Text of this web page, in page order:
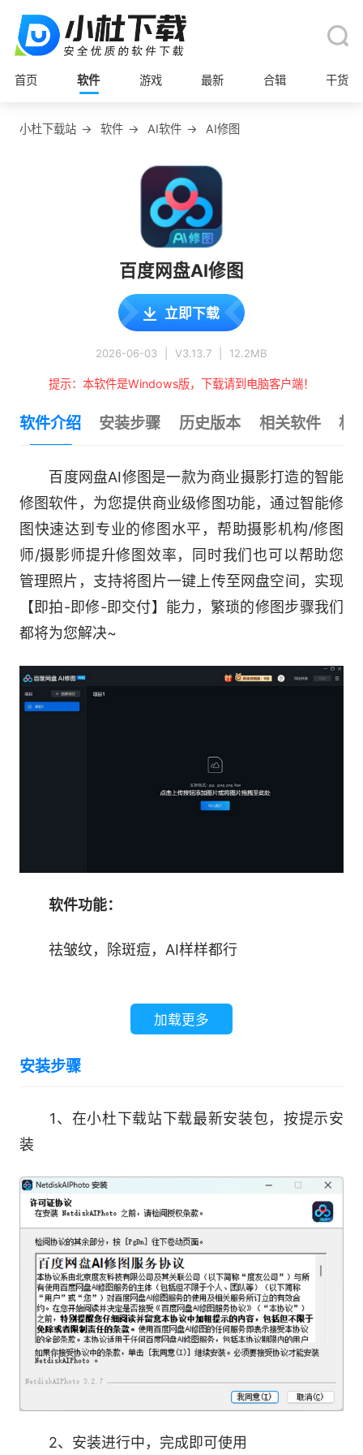
首页 软件 游戏 最新 合辑 干货
小杜下载站 → 软件 → AI软件 → AI修图
百度网盘AI修图
立即下载
2026-06-03 V3.13.7 12.2MB
提示：本软件是Windows版，下载请到电脑客户端！
软件介绍 安装步骤 历史版本 相关软件 相
百度网盘AI修图是一款为商业摄影打造的智能
修图软件，为您提供商业级修图功能，通过智能修
图快速达到专业的修图水平，帮助摄影机构/修图
师/摄影师提升修图效率，同时我们也可以帮助您
管理照片，支持将图片一键上传至网盘空间，实现
【即拍-即修-即交付】能力，繁琐的修图步骤我们
都将为您解决~
软件功能：
祛皱纹，除斑痘，AI样样都行
婚纱照极速修图，闪耀幸福时刻
全家福智能美化，人人都有自己的完美
软件特色：
即拍即修&快速交付
领先的图像转档引擎，毫秒级速度导入图片，
批量应用预设，极速精修出图
打通串联电脑本地与百度网盘，精修图可自动
导出至网盘，立享【即拍-即修-即交付】服务，从
整体链路上为您提效
细腻调色&极致美颜
加载更多
安装步骤
1、在小杜下载站下载最新安装包，按提示安
装
2、安装进行中，完成即可使用